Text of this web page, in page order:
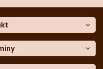
pytania